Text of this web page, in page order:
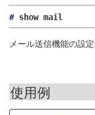
# show mail
メール送信機能の設
使用例